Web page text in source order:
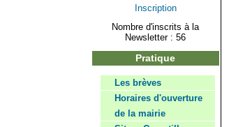
Inscription
Nombre d'inscrits à la
Newsletter : 56
Pratique
Les brèves
Horaires d'ouverture
de la mairie